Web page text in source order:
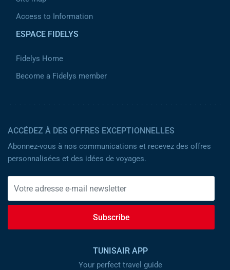
Access to Information
ESPACE FIDELYS
Fidelys Home
Become a Fidelys member
ACCÉDEZ À DES OFFRES EXCEPTIONNELLES
Abonnez-vous à nos communications et recevez des offres
personnalisées et des idées de voyages.
Subscribe
TUNISAIR APP
Your perfect travel guide